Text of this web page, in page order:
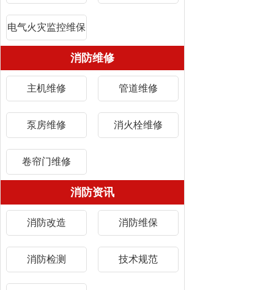
电气火灾监控维保
消防维修
主机维修 管道维修
泵房维修 消火栓维修
卷帘门维修
消防资讯
消防改造 消防维保
消防检测 技术规范